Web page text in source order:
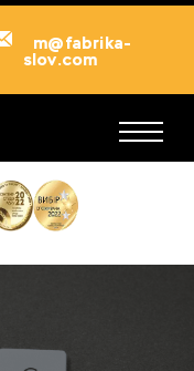
m@fabrika-
slov.com